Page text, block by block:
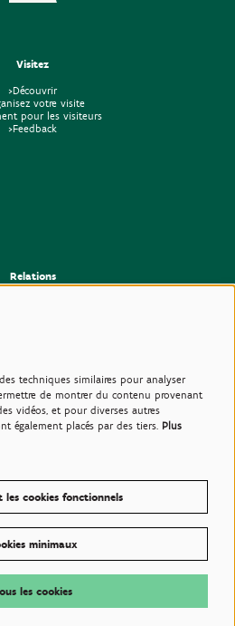
Visitez
>Découvrir
votre visite
pour les visiteurs
>Feedback
Relations
techniques similaires pour analyser
de montrer du contenu provenant
vidéos, et pour diverses autres
également placés par des tiers. Plus
les cookies fonctionnels
minimaux
les cookies